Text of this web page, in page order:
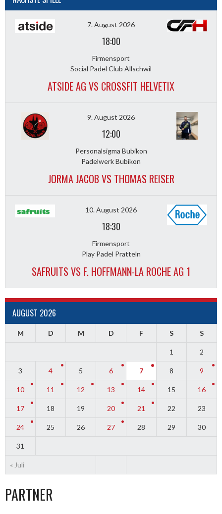
7. August 2026
18:00
Firmensport
Social Padel Club Allschwil
ATSIDE AG VS CROSSFIT HELVETIX
9. August 2026
12:00
Personalsigma Bubikon
Padelwerk Bubikon
JORMA JACOB VS THOMAS REISER
10. August 2026
18:30
Firmensport
Play Padel Pratteln
SAFRUITS VS F. HOFFMANN-LA ROCHE AG 1
AUGUST 2026
M D M D F S S
« Juli
1 2
3 4 5 6 7 8 9
10 11 12 13 14 15 16
17 18 19 20 21 22 23
24 25 26 27 28 29 30
31
PARTNER